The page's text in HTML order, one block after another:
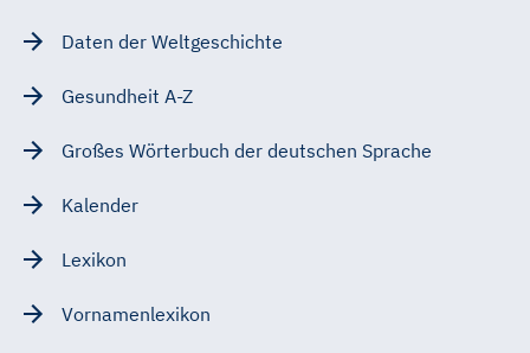
Daten der Weltgeschichte
Gesundheit A-Z
Großes Wörterbuch der deutschen Sprache
Kalender
Lexikon
Vornamenlexikon